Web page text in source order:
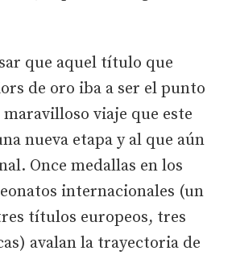
que aquel título que
de oro iba a ser el punto
viaje que este
nueva etapa y al que aún
Once medallas en los
internacionales (un
títulos europeos, tres
avalan la trayectoria de